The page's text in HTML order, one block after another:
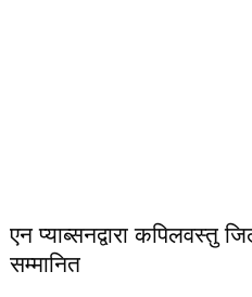
एन प्याब्सनद्वारा कपिलवस्तु
सम्मानित